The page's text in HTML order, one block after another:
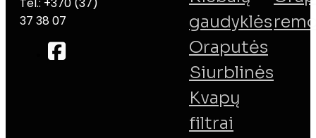
37 38 07
gaudyklės
Oraputės
Siurblinės
Kvapų
filtrai